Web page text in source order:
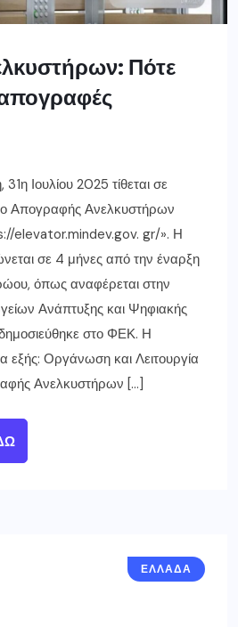
Πότε
Ιουλίου 2025 τίθεται σε
Απογραφής Ανελκυστήρων
elevator.mindev.gov. gr/». Η
σε 4 μήνες από την έναρξη
όπως αναφέρεται στην
Ανάπτυξης και Ψηφιακής
στο ΦΕΚ. Η
εξής: Οργάνωση και Λειτουργία
Ανελκυστήρων […]
ΕΛΛΑΔΑ